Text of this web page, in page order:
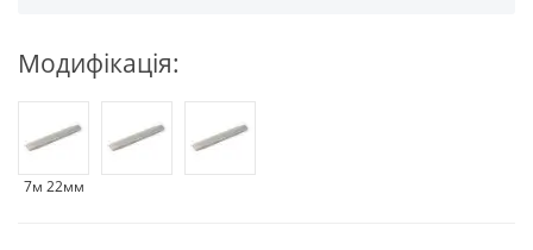
Модифікація:
7м 22мм